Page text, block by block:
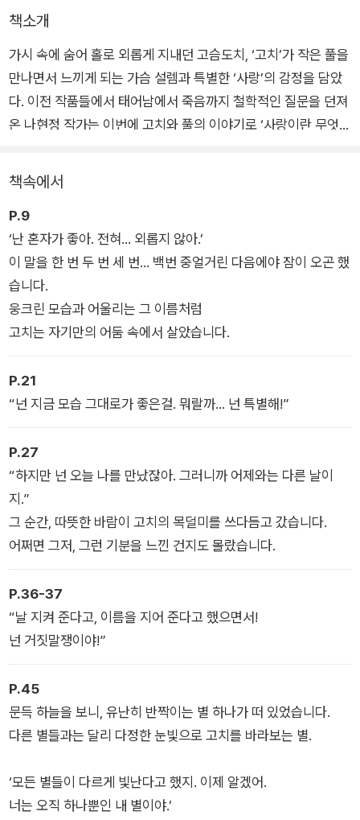
책소개
가시 속에 숨어 홀로 외롭게 지내던 고슴도치, ‘고치’가 작은 풀을
만나면서 느끼게 되는 가슴 설렘과 특별한 ‘사랑’의 감정을 담았
다. 이전 작품들에서 태어남에서 죽음까지 철학적인 질문을 던져
온 나현정 작가는 이번에 고치와 풀의 이야기로 ‘사랑이란 무엇일
온 두 존재가 자신의 마음의 문을 열고, 상대에게 의지하고, 상대
의 특별함을 느끼게 되는 순간을, 나현정 작가 특유의 진솔한 글
과 봄처럼 화사한 그림으로 담아냈다.
책속에서
P.9
‘난 혼자가 좋아. 전혀… 외롭지 않아.’
이 말을 한 번 두 번 세 번… 백번 중얼거린 다음에야 잠이 오곤 했
습니다.
웅크린 모습과 어울리는 그 이름처럼
고치는 자기만의 어둠 속에서 살았습니다.
P.21
“넌 지금 모습 그대로가 좋은걸. 뭐랄까… 넌 특별해!”
P.27
“하지만 넌 오늘 나를 만났잖아. 그러니까 어제와는 다른 날이
지.”
그 순간, 따뜻한 바람이 고치의 목덜미를 쓰다듬고 갔습니다.
어쩌면 그저, 그런 기분을 느낀 건지도 몰랐습니다.
P.36-37
“날 지켜 준다고, 이름을 지어 준다고 했으면서!
넌 거짓말쟁이야!”
P.45
문득 하늘을 보니, 유난히 반짝이는 별 하나가 떠 있었습니다.
다른 별들과는 달리 다정한 눈빛으로 고치를 바라보는 별.
‘모든 별들이 다르게 빛난다고 했지. 이제 알겠어.
너는 오직 하나뿐인 내 별이야.’